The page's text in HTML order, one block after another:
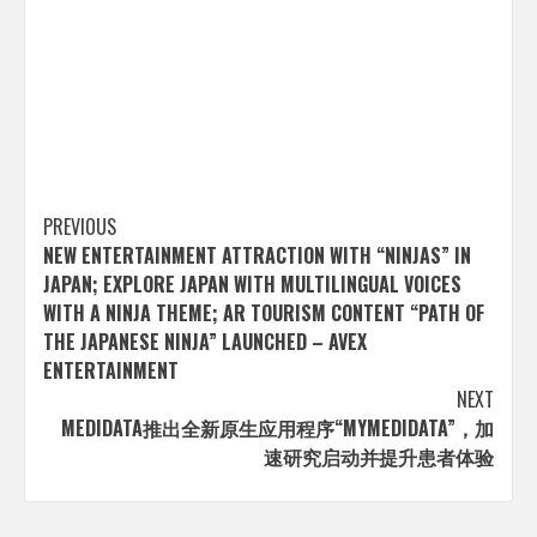
Post
navigation
PREVIOUS
NEW ENTERTAINMENT ATTRACTION WITH “NINJAS” IN
JAPAN; EXPLORE JAPAN WITH MULTILINGUAL VOICES
WITH A NINJA THEME; AR TOURISM CONTENT “PATH OF
THE JAPANESE NINJA” LAUNCHED – AVEX
ENTERTAINMENT
NEXT
MEDIDATA推出全新原生应用程序“MYMEDIDATA”，加
速研究启动并提升患者体验